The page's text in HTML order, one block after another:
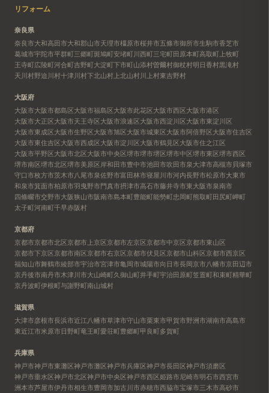
リフォーム
奈良県
奈良市大和高田市大和郡山市天理市橿原市桜井市五條市御所市生駒市香芝市
葛城市宇陀市平群町三郷町斑鳩町安堵町川西町三宅町田原本町高取町 上牧町
王寺町広陵町河合町吉野町大淀町下市町山添村曽爾村御杖村明日香村黒滝村
天川村野迫川村十津川村下北山村 上北山村川上村東吉野村
大阪府
大阪市大阪市都島区大阪市福島区大阪市此花区大阪市西区大阪市港区
大阪市大正区大阪市天王寺区大阪市浪速区大阪市西淀川区大阪市東淀川区
大阪市東成区大阪市生野区大阪市旭区大阪市城東区大阪市阿倍野区大阪市住吉区
大阪市東住吉区大阪市西成区大阪市淀川区大阪市鶴見区大阪市住之江区
大阪市平野区大阪市北区大阪市中央区堺市堺市堺区堺市中区堺市東区堺市西区
堺市南区堺市北区堺市美原区岸和田市豊中市池田市吹田市泉大津市高槻市 貝塚市
守口市枚方市茨木市八尾市泉佐野市富田林市寝屋川市河内長野市松原市大東市
和泉市箕面市柏原市羽曳野市門真市摂津市高石市藤井寺市東大阪市泉南市
四條畷市交野市大阪狭山市阪南市島本町豊能町能勢町忠岡町熊取町田尻町岬町
太子町河南町千早赤阪村
京都府
京都市京都市北区京都市上京区京都市左京区京都市中京区京都市東山区
京都市下京区京都市南区京都市右京区京都市伏見区京都市山科区京都市西京区
福知山市舞鶴市綾部市宇治市宮津市亀岡市城陽市向日市長岡京市八幡市京田辺市
京丹後市南丹市木津川市大山崎町久御山町井手町宇治田原町笠置町和束町精華町
京丹波町伊根町与謝野町南山城村
滋賀県
大津市彦根市長浜市近江八幡市草津市守山市栗東市甲賀市野洲市湖南市高島市
東近江市米原市日野町竜王町愛荘町豊郷町甲良町多賀町
兵庫県
神戸市神戸市東灘区神戸市灘区神戸市兵庫区神戸市長田区神戸市須磨区
神戸市垂水区神戸市北区神戸市中央区神戸市西区姫路市尼崎市明石市西宮市
洲本市芦屋市伊丹市相生市豊岡市加古川市赤穂市西脇市宝塚市三木市高砂市